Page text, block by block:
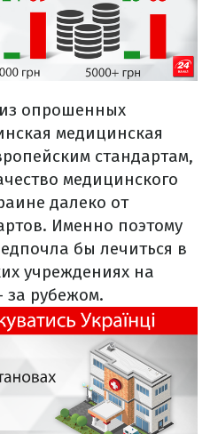
опрошенных
медицинская
стандартам,
медицинского
далеко от
Именно поэтому
бы лечиться в
учреждениях на
за рубежом.